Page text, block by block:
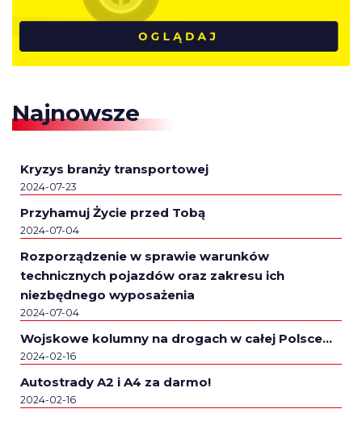
Najnowsze
Kryzys branży transportowej
2024-07-23
Przyhamuj Życie przed Tobą
2024-07-04
Rozporządzenie w sprawie warunków
technicznych pojazdów oraz zakresu ich
niezbędnego wyposażenia
2024-07-04
Wojskowe kolumny na drogach w całej Polsce…
2024-02-16
Autostrady A2 i A4 za darmo!
2024-02-16